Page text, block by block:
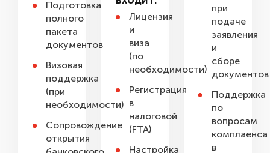
Подготовка
полного
пакета
документов
Визовая
поддержка
(при
необходимости)
Сопровождение
открытия
Лицензия
и
виза
(по
необходимости)
Регистрация
в
налоговой
(FTA)
Настройка
при
подаче
заявления
и
сборе
документов
Поддержка
по
вопросам
комплаенса
в